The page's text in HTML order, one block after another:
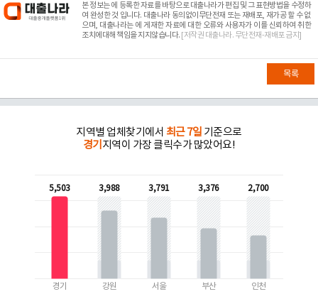
본 정보는에 등록한 자료를 바탕으로 대출나라가 편집 및 그 표현방법을 수정하
여 완성한 것 입니다. 대출나라 동의없이무단전재 또는 재배포, 재가공 할 수 없
으며, 대출나라는 에 게재한 자료에 대한 오류와 사용자가 이를 신뢰하여 취한
조치에대해 책임을 지지않습니다. [저작권 대출나라. 무단전재-재배포 금지]
목록
지역별 업체찾기에서 최근 7일 기준으로
경기 지역이 가장 클릭수가 많았어요!
5,503
경기
3,988
강원
3,791
서울
3,376
부산
2,700
인천